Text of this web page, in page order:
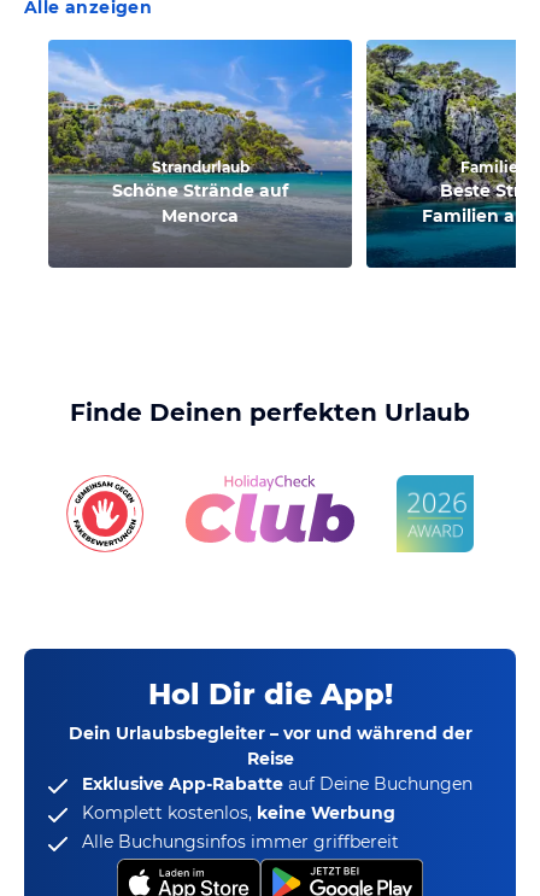
Alle anzeigen
Strandurlaub
Schöne Strände auf
Menorca
Beste
Familien auf
Finde Deinen perfekten Urlaub
Hol Dir die App!
Dein Urlaubsbegleiter – vor und während der
Reise
Exklusive App-Rabatte auf Deine Buchungen
Komplett kostenlos, keine Werbung
Alle Buchungsinfos immer griffbereit